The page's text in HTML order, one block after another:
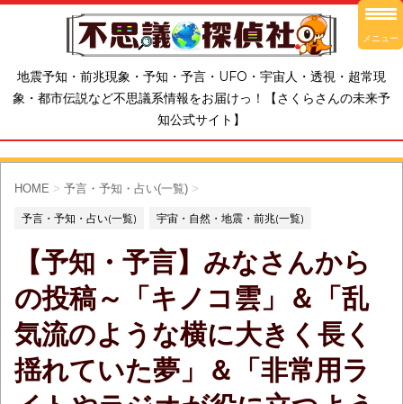
地震予知・前兆現象・予知・予言・UFO・宇宙人・透視・超常現
象・都市伝説など不思議系情報をお届けっ！【さくらさんの未来予
知公式サイト】
HOME > 予言・予知・占い(一覧) >
予言・予知・占い(一覧) 宇宙・自然・地震・前兆(一覧)
【予知・予言】みなさんから
の投稿～「キノコ雲」＆「乱
気流のような横に大きく長く
揺れていた夢」＆「非常用ラ
メニュー